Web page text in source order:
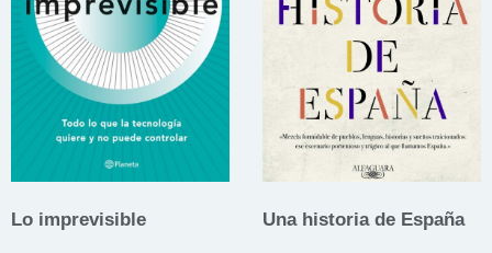
Lo imprevisible Una historia de España